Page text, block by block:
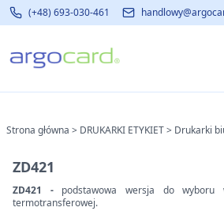
(+48) 693-030-461
Strona główna > DRUKARKI ETYKIET> Drukarki
ZD421
ZD421 - podstawowa wersja do
termotransferowej.